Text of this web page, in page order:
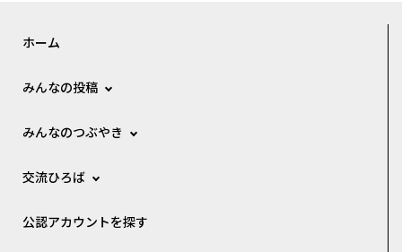
ホーム
みんなの投稿
みんなのつぶやき
交流ひろば
公認アカウントを探す